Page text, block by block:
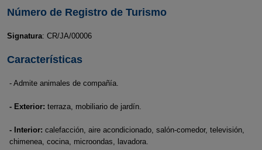
Número de Registro de Turismo
Signatura: CR/JA/00006
Características
- Admite animales de compañía.
- Exterior: terraza, mobiliario de jardín.
- Interior: calefacción, aire acondicionado, salón-comedor, televisión,
chimenea, cocina, microondas, lavadora.